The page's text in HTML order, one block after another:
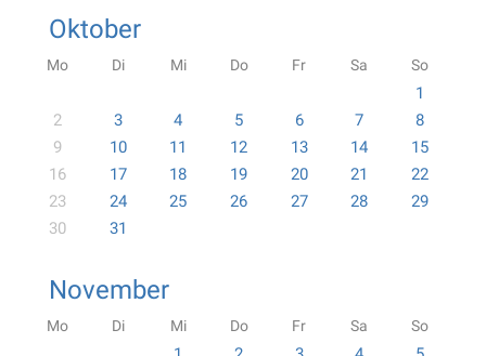
Oktober
Mo Di Mi Do Fr Sa So
1
2
3 4 5 6 7
8
9
10 11 12 13 14
15
16
17 18 19 20 21
22
23
24 25 26 27 28
29
30
31
November
Mo Di Mi Do Fr Sa So